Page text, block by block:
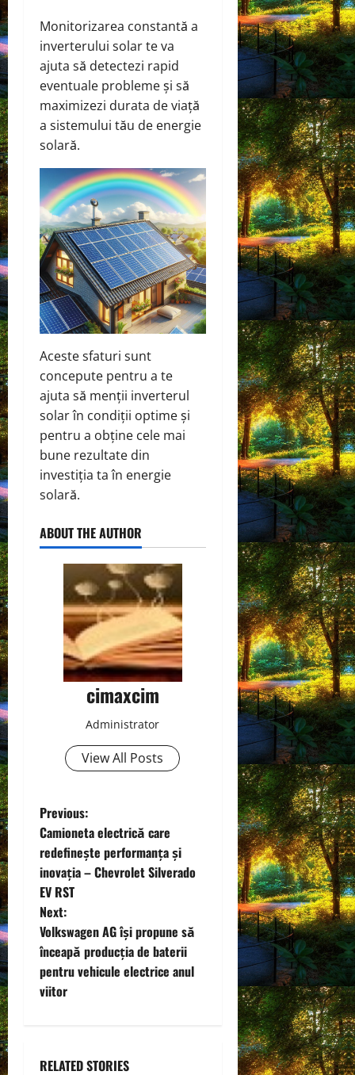
Monitorizarea constantă a
inverterului solar te va
ajuta să detectezi rapid
eventuale probleme și să
maximizezi durata de viață
a sistemului tău de energie
solară.
Aceste sfaturi sunt
concepute pentru a te
ajuta să menții inverterul
solar în condiții optime și
pentru a obține cele mai
bune rezultate din
investiția ta în energie
solară.
ABOUT THE AUTHOR
cimaxcim
Administrator
View All Posts
P
o
s
t
n
a
i
Previous:
Camioneta electrică care
redefinește performanța și
inovația – Chevrolet Silverado
EV RST
Next:
Volkswagen AG își propune să
înceapă producția de baterii
pentru vehicule electrice anul
viitor
RELATED STORIES